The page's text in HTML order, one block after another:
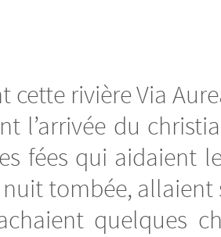
rivière Via
l’arrivée du
fées qui aidaient
tombée, allaient
quelques